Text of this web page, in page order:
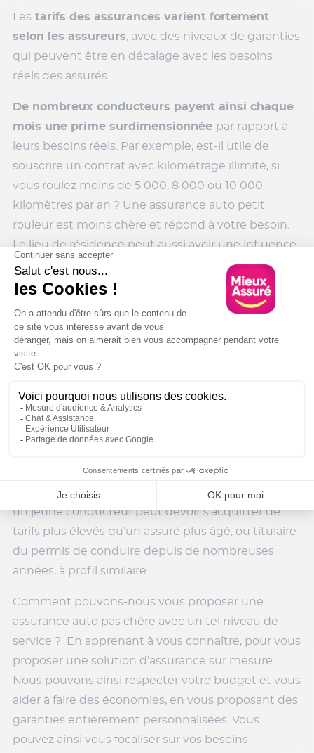
Les tarifs des assurances varient fortement
selon les assureurs, avec des niveaux de garanties
qui peuvent être en décalage avec les besoins
réels des assurés.
De nombreux conducteurs payent ainsi chaque
mois une prime surdimensionnée par rapport à
leurs besoins réels. Par exemple, est-il utile de
souscrire un contrat avec kilométrage illimité, si
vous roulez moins de 5 000, 8 000 ou 10 000
kilomètres par an ? Une assurance auto petit
rouleur est moins chère et répond à votre besoin.
Le lieu de résidence peut aussi avoir une influence
sur le prix de votre prime d’assurance, les risques
n’étant pas les mêmes si vous circulez à Paris, dans
les Bouches-du-Rhône ou dans l’Yonne.
Les montants des cotisations sont aussi
influencés par le profil du conducteur
exemple, un assuré sans accident en tort depuis
de nombreuses années se voit attribuer un bonus
qui lui permet de bénéficier d’une réduction du
montant de sa prime. À l’inverse, un conducteur
une majoration de sa prime, appelée malus. De
même, l’âge est aussi un critère important. En effet,
un jeune conducteur peut devoir s’acquitter de
tarifs plus élevés qu’un assuré plus âgé, ou titulaire
du permis de conduire depuis de nombreuses
années, à profil similaire.
Comment pouvons-nous vous proposer une
assurance auto pas chère avec un tel niveau de
service ? En apprenant à vous connaître, pour vous
proposer une solution d’assurance sur mesure.
Nous pouvons ainsi respecter votre budget et vous
aider à faire des économies, en vous proposant des
garanties entièrement personnalisées. Vous
pouvez ainsi vous focaliser sur vos besoins